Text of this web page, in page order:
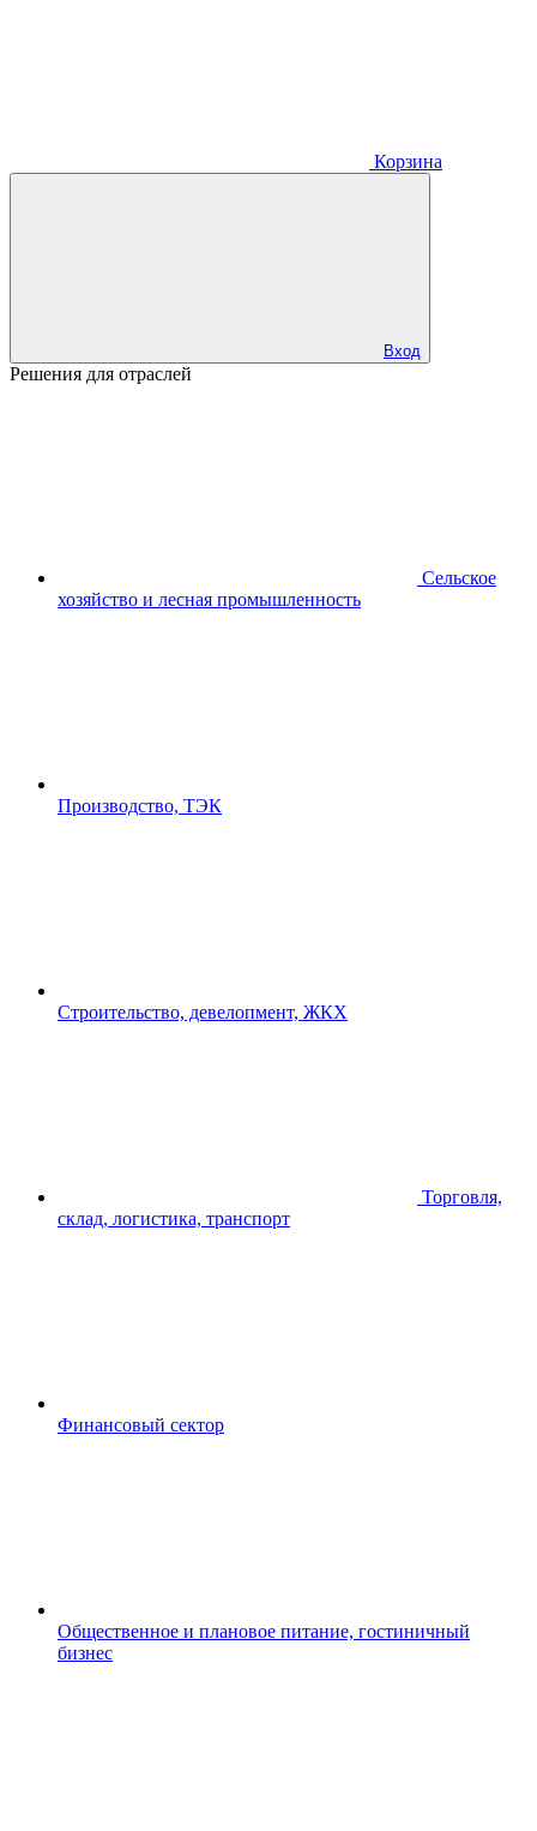
Корзина
Вход
Решения для отраслей
Сельское
хозяйство и лесная промышленность
Производство, ТЭК
Строительство, девелопмент, ЖКХ
Торговля,
склад, логистика, транспорт
Финансовый сектор
Общественное и плановое питание, гостиничный
бизнес